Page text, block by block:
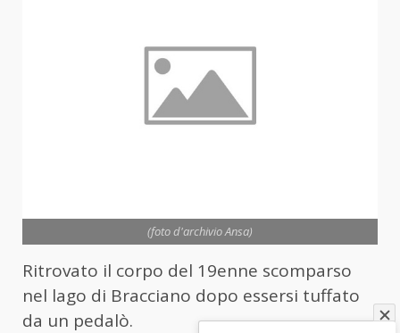
(foto d'archivio Ansa)
Ritrovato il corpo del 19enne scomparso
nel lago di Bracciano dopo essersi tuffato
da un pedalò.